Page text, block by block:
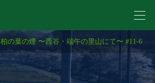
柏の葉の煙 〜西谷・端午の里山にて〜 #11-6